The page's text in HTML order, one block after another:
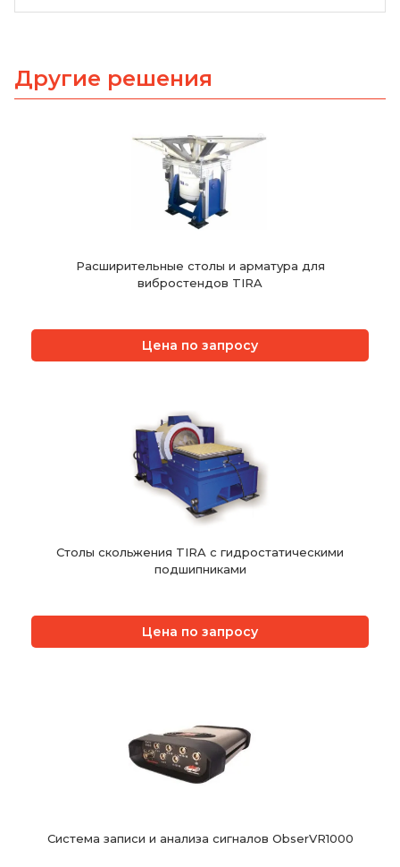
Другие решения
Расширительные столы и арматура для
вибростендов TIRA
Цена по запросу
Столы скольжения TIRA с гидростатическими
подшипниками
Цена по запросу
Система записи и анализа сигналов ObserVR1000